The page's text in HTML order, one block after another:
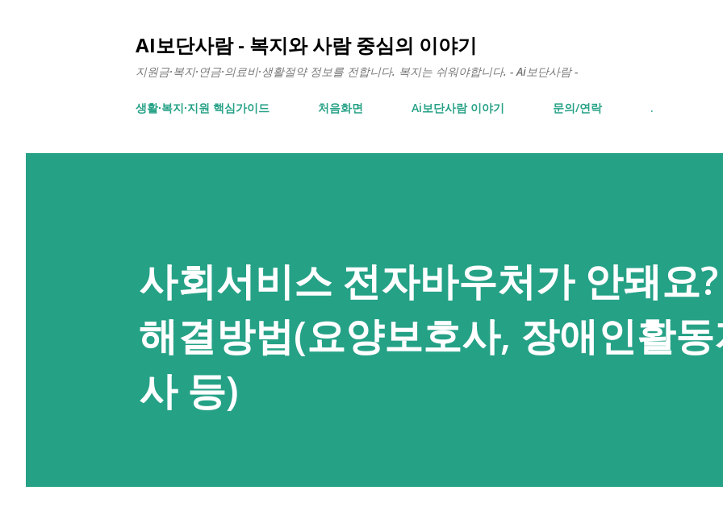
AI보단사람 - 복지와 사람 중심의 이야기
지원금·복지·연금·의료비·생활절약 정보를 전합니다. 복지는 쉬워야합니다. - Ai보단사람 -
생활∙복지∙지원 핵심가이드 처음화면 Ai보단사람 이야기 문의/연락 .
사회서비스 전자바우처가 안돼요
해결방법(요양보호사, 장애인활
사 등)